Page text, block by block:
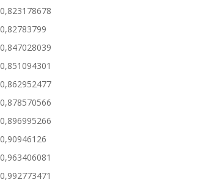
0,823178678
0,82783799
0,847028039
0,851094301
0,862952477
0,878570566
0,896995266
0,90946126
0,963406081
0,992773471